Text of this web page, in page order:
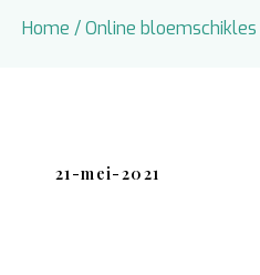
Home /Online bloemschikles
21-mei-2021